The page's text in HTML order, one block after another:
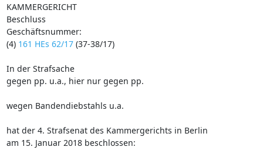
KAMMERGERICHT
Beschluss
Geschäftsnummer:
(4) 161 HEs 62/17(37-38/17)
In der Strafsache
gegen pp. u.a., hier nur gegen pp.
wegen Bandendiebstahls u.a.
hat der 4. Strafsenat des Kammergerichts in Berlin
am 15. Januar 2018 beschlossen: